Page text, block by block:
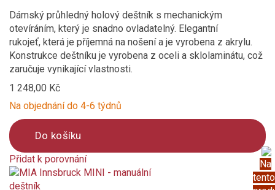
Na
tento
Dámský průhledný holový deštník s mechanickým
otevíráním, který je snadno ovladatelný. Elegantní
rukojeť, která je příjemná na nošení a je vyrobena z akrylu.
Konstrukce deštníku je vyrobena z oceli a sklolaminátu, což
zaručuje vynikající vlastnosti.
1 248,00 Kč
Na objednání do 4-6 týdnů
Do košíku
Přidat k porovnání
Product
is